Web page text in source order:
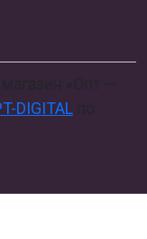
DIGITAL